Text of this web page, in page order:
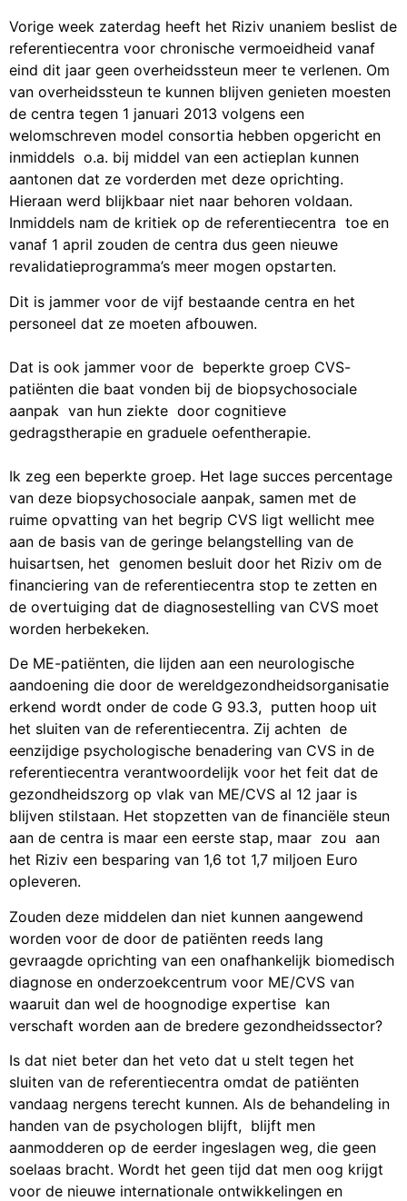
Vorige week zaterdag heeft het Riziv unaniem beslist de
referentiecentra voor chronische vermoeidheid vanaf
eind dit jaar geen overheidssteun meer te verlenen. Om
van overheidssteun te kunnen blijven genieten moesten
de centra tegen 1 januari 2013 volgens een
welomschreven model consortia hebben opgericht en
inmiddels o.a. bij middel van een actieplan kunnen
aantonen dat ze vorderden met deze oprichting.
Hieraan werd blijkbaar niet naar behoren voldaan.
Inmiddels nam de kritiek op de referentiecentra toe en
vanaf 1 april zouden de centra dus geen nieuwe
revalidatieprogramma’s meer mogen opstarten.
Dit is jammer voor de vijf bestaande centra en het
personeel dat ze moeten afbouwen.
Dat is ook jammer voor de beperkte groep CVS-
patiënten die baat vonden bij de biopsychosociale
aanpak van hun ziekte door cognitieve
gedragstherapie en graduele oefentherapie.
Ik zeg een beperkte groep. Het lage succes percentage
van deze biopsychosociale aanpak, samen met de
ruime opvatting van het begrip CVS ligt wellicht mee
aan de basis van de geringe belangstelling van de
huisartsen, het genomen besluit door het Riziv om de
financiering van de referentiecentra stop te zetten en
de overtuiging dat de diagnosestelling van CVS moet
worden herbekeken.
De ME-patiënten, die lijden aan een neurologische
aandoening die door de wereldgezondheidsorganisatie
erkend wordt onder de code G 93.3, putten hoop uit
het sluiten van de referentiecentra. Zij achten de
eenzijdige psychologische benadering van CVS in de
referentiecentra verantwoordelijk voor het feit dat de
gezondheidszorg op vlak van ME/CVS al 12 jaar is
blijven stilstaan. Het stopzetten van de financiële steun
aan de centra is maar een eerste stap, maar zou aan
het Riziv een besparing van 1,6 tot 1,7 miljoen Euro
opleveren.
Zouden deze middelen dan niet kunnen aangewend
worden voor de door de patiënten reeds lang
gevraagde oprichting van een onafhankelijk biomedisch
diagnose en onderzoekcentrum voor ME/CVS van
waaruit dan wel de hoognodige expertise kan
verschaft worden aan de bredere gezondheidssector?
Is dat niet beter dan het veto dat u stelt tegen het
sluiten van de referentiecentra omdat de patiënten
vandaag nergens terecht kunnen. Als de behandeling in
handen van de psychologen blijft, blijft men
aanmodderen op de eerder ingeslagen weg, die geen
soelaas bracht. Wordt het geen tijd dat men oog krijgt
voor de nieuwe internationale ontwikkelingen en